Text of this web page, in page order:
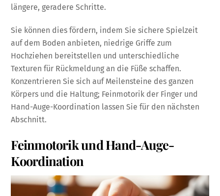
längere, geradere Schritte.
Sie können dies fördern, indem Sie sichere Spielzeit
auf dem Boden anbieten, niedrige Griffe zum
Hochziehen bereitstellen und unterschiedliche
Texturen für Rückmeldung an die Füße schaffen.
Konzentrieren Sie sich auf Meilensteine des ganzen
Körpers und die Haltung; Feinmotorik der Finger und
Hand-Auge-Koordination lassen Sie für den nächsten
Abschnitt.
Feinmotorik und Hand-Auge-
Koordination